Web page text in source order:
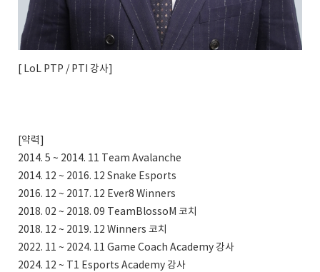
[ LoL PTP / PTI 강사]
[약력]
2014. 5 ~ 2014. 11 Team Avalanche
2014. 12 ~ 2016. 12 ⁠Snake Esports
2016. 12 ~ 2017. 12 ⁠Ever8 Winners
2018. 02 ~ 2018. 09 TeamBlossoM 코치
2018. 12 ~ 2019. 12 Winners 코치
2022. 11 ~ 2024. 11 ⁠Game Coach Academy 강사
2024. 12 ~ T1 Esports Academy 강사